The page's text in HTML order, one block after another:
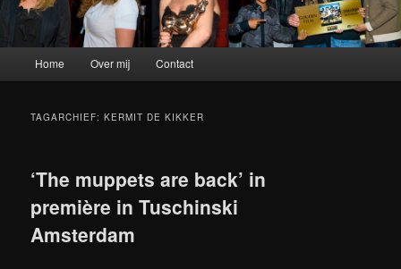
Spring naar de primaire inhoud
Spring naar de secundaire inhoud
Home Over mij Contact
TAGARCHIEF:KERMIT DE KIKKER
‘The muppets are back’ in
première in Tuschinski
Amsterdam